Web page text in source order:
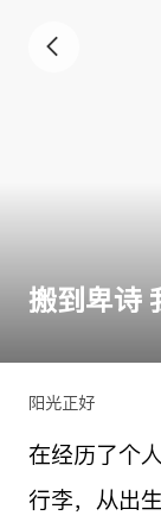
搬到卑诗
阳光正好
在经历了个
行李，从出